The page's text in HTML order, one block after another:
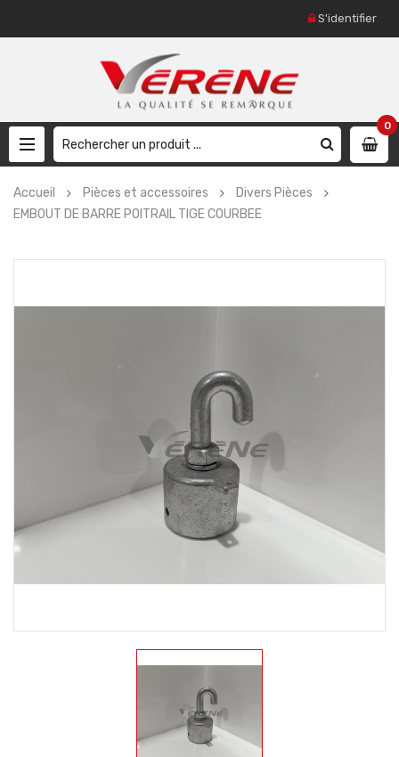
S'identifier
0
Accueil Pièces et accessoires
Divers Pièces
EMBOUT DE BARRE POITRAIL TIGE COURBEE